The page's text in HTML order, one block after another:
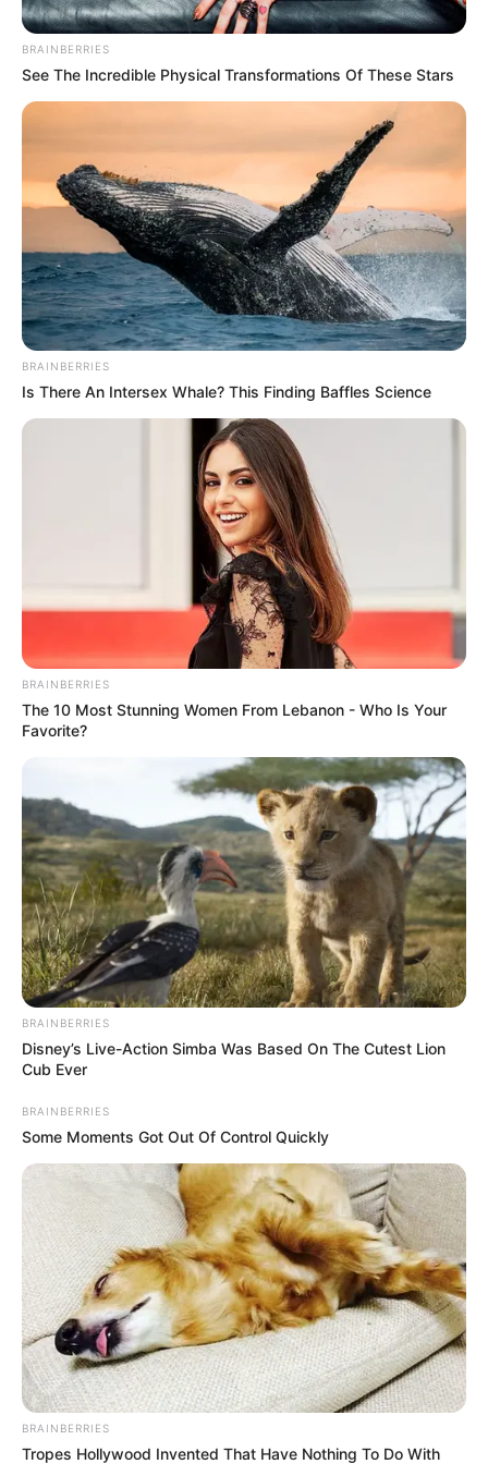
BRAINBERRIES
See The Incredible Physical Transformations Of These Stars
BRAINBERRIES
Is There An Intersex Whale? This Finding Baffles Science
BRAINBERRIES
The 10 Most Stunning Women From Lebanon - Who Is Your
Favorite?
BRAINBERRIES
Disney’s Live-Action Simba Was Based On The Cutest Lion
Cub Ever
BRAINBERRIES
Some Moments Got Out Of Control Quickly
BRAINBERRIES
Tropes Hollywood Invented That Have Nothing To Do With